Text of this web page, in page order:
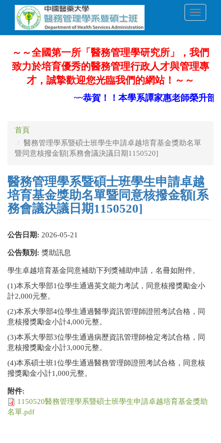
內
Toggle
～～全國第一所「醫務管理學研究所」，我們
致力於培育優秀的醫務管理行政人才與管理專
才，誠摯歡迎您光臨我們的網站！～～
~~恭賀！！本學系譚家惠老師榮升部
首頁
醫務管理學系暨碩士班學生申請卓越培育基金獎助名單
暨同意核撥金額[系務會議決議日期1150520]
醫務管理學系暨碩士班學生申請卓越
培育基金獎助名單暨同意核撥金額[系
務會議決議日期1150520]
公告日期: 2026-05-21
公告類別: 獎助訊息
學生卓越培育基金同意補助下列獎補助申請，名冊如附件。
(1)本系大學部1位學生通過英文能力考試，同意核撥獎勵金小
計2,000元整。
(2)本系大學部4位學生通過醫學資訊管理師證照考試合格，同
意核撥獎勵金小計4,000元整。
(3)本系大學部3位學生通過病歷資訊管理師檢定考試合格，同
意核撥獎勵金小計3,000元整。
(4)本系碩士班1位學生通過醫務管理師證照考試合格，同意核
撥獎勵金小計1,000元整。
附件:
1150520醫務管理學系暨碩士班學生申請卓越培育基金獎助
名單.pdf